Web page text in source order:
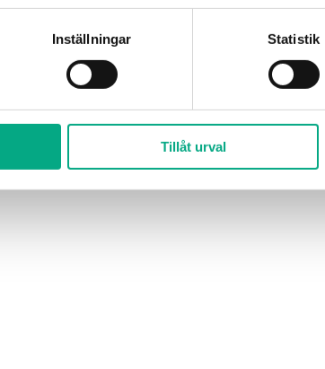
Inställningar Statistik
Tillåt urval
Specialkost Lunch dag 1
participant.specialDiet
{{ participant.lunch_day_1 ? 'Ja' :